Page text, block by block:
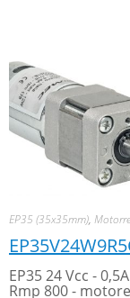
EP35 (35x35mm),
EP35 24 Vcc -
Rmp 800 -